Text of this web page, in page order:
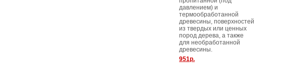
давлением) и
термообработанной
древесины, поверхностей
из твердых или ценных
пород дерева, а также
для необработанной
древесины.
951р.